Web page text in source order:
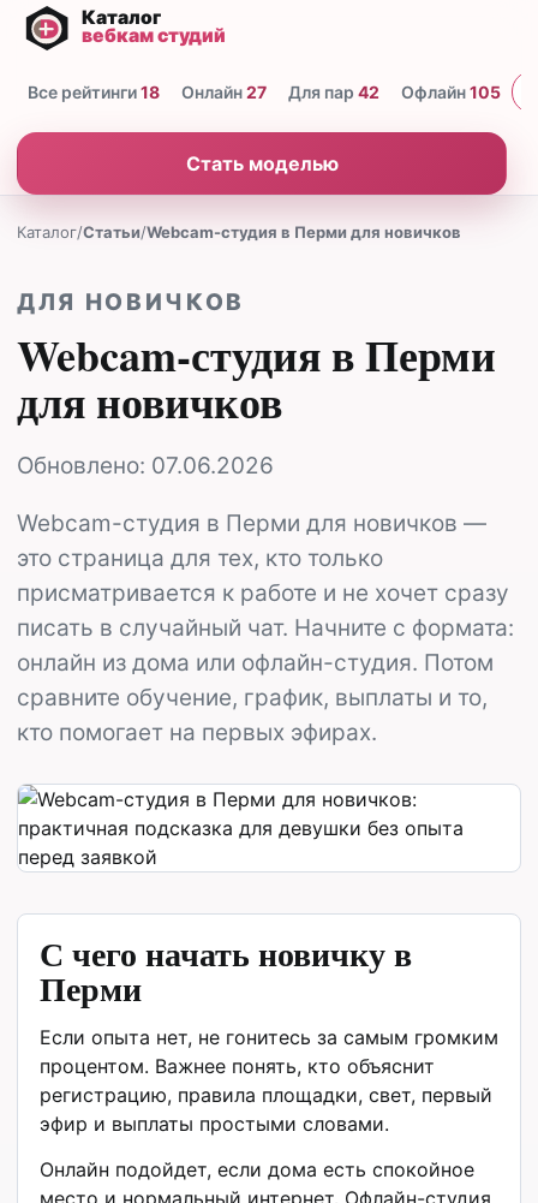
Все рейтинги18 Онлайн27 Для пар 42 Офлайн105
Стать моделью
Каталог/Статьи/Webcam-студия в Перми для новичков
ДЛЯ НОВИЧКОВ
Webcam-студия в Перми
для новичков
Обновлено: 07.06.2026
Webcam-студия в Перми для новичков —
это страница для тех, кто только
присматривается к работе и не хочет сразу
писать в случайный чат. Начните с формата:
онлайн из дома или офлайн-студия. Потом
сравните обучение, график, выплаты и то,
кто помогает на первых эфирах.
С чего начать новичку в
Перми
Если опыта нет, не гонитесь за самым громким
процентом. Важнее понять, кто объяснит
регистрацию, правила площадки, свет, первый
эфир и выплаты простыми словами.
Онлайн подойдет, если дома есть спокойное
место и нормальный интернет. Офлайн-студия